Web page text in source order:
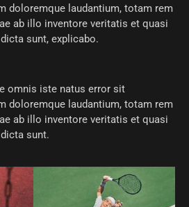
doloremque laudantium, totam rem
ab illo inventore veritatis et quasi
sunt, explicabo.
omnis iste natus error sit
doloremque laudantium, totam rem
ab illo inventore veritatis et quasi
sunt.